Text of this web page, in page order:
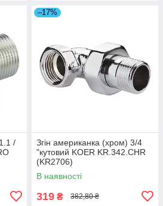
/
–17%
Згін американка (хром) 3/4
"кутовий KOER KR.342.CHR
(KR2706)
В наявності
319 ₴ 382,80 ₴